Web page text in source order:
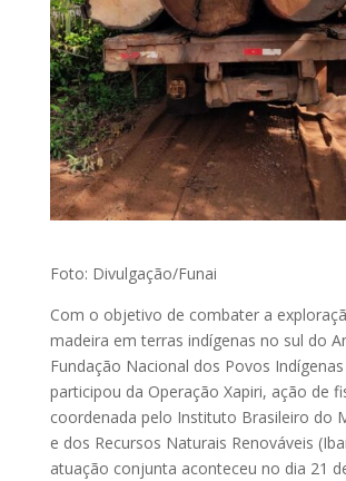
Foto: Divulgação/Funai
Com o objetivo de combater a
madeira em terras indígenas no sul do
Fundação Nacional dos Povos Indígenas
participou da Operação Xapiri, ação de
coordenada pelo Instituto Brasileiro do
e dos Recursos Naturais Renováveis
atuação conjunta aconteceu no dia 21